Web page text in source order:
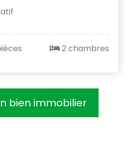
2 chambres
bien immobilier